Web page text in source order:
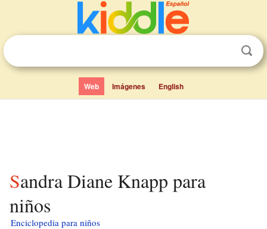
Web Imágenes English
Sandra Diane Knapp para
niños
Enciclopedia para niños